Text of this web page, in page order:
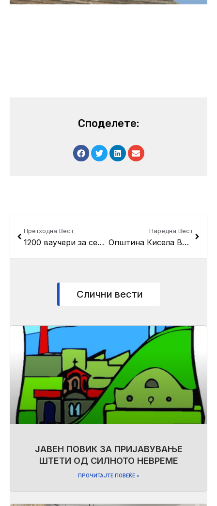
Споделете:
Претходна Вест
1200 ваучери за семејствата со принова од општина Кисела Вода
Наредна Вест
Општина Кисела Вода легализираше 4160 дивоградби
Слични вести
ЈАВЕН ПОВИК ЗА ПРИЈАВУВАЊЕ
ШТЕТИ ОД СИЛНОТО НЕВРЕМЕ
ПРОЧИТАЈТЕ ПОВЕЌЕ »